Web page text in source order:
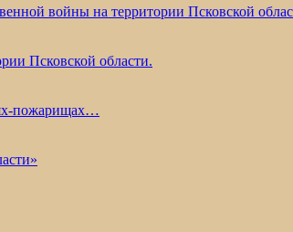
войны на территории Псковской
Псковской области.
пожарищах…